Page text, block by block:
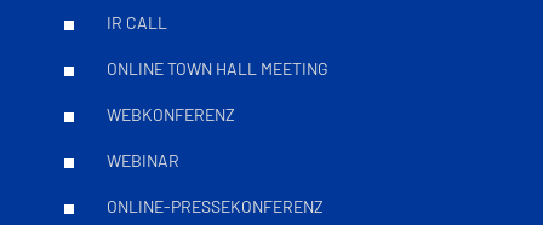
IR CALL
ONLINE TOWN HALL MEETING
WEBKONFERENZ
WEBINAR
ONLINE-PRESSEKONFERENZ